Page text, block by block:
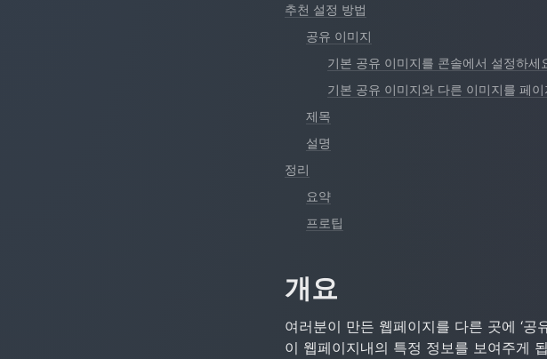
추천 설정 방법
공유 이미지
기본 공유 이미지를 콘솔에서 설정하세
기본 공유 이미지와 다른 이미지를 페
제목
설명
정리
요약
프로팁
개요
여러분이 만든 웹페이지를 다른 곳에 ‘공
이 웹페이지내의 특정 정보를 보여주게